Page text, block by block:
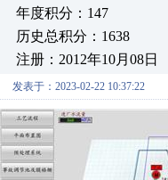
年度积分：147
历史总积分：1638
注册：2012年10月08日
发表于：2023-02-22 10:37:22